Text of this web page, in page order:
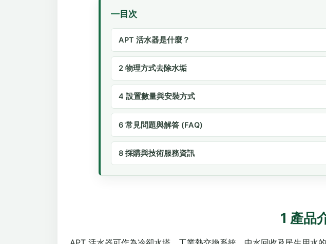
目次
APT 活水器是什麼？
2 物理方式去除水垢
4 設置數量與安裝方式
6 常見問題與解答 (FAQ)
8 採購與技術服務資訊
1 產品